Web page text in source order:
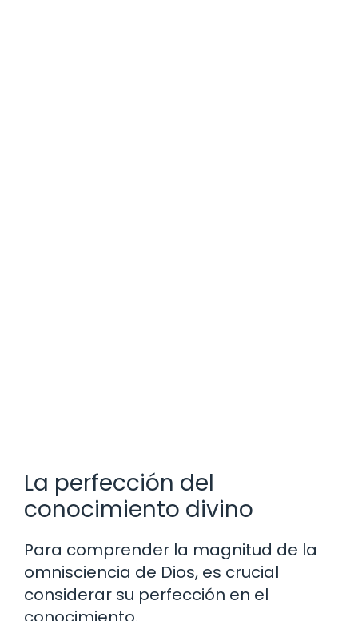
La perfección del
conocimiento divino
Para comprender la magnitud de la
omnisciencia de Dios, es crucial
considerar su perfección en el